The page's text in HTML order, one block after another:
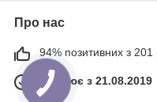
Про нас
94% позитивних з 201
Працює з 21.08.2019